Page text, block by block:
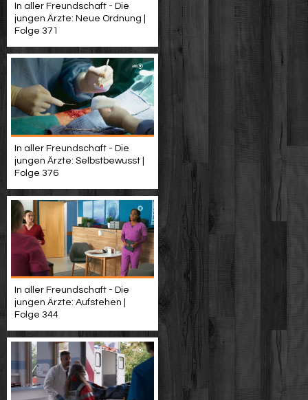
In aller Freundschaft - Die
jungen Ärzte: Neue Ordnung |
Folge 371
In aller Freundschaft - Die
jungen Ärzte: Selbstbewusst |
Folge 376
In aller Freundschaft - Die
jungen Ärzte: Aufstehen |
Folge 344